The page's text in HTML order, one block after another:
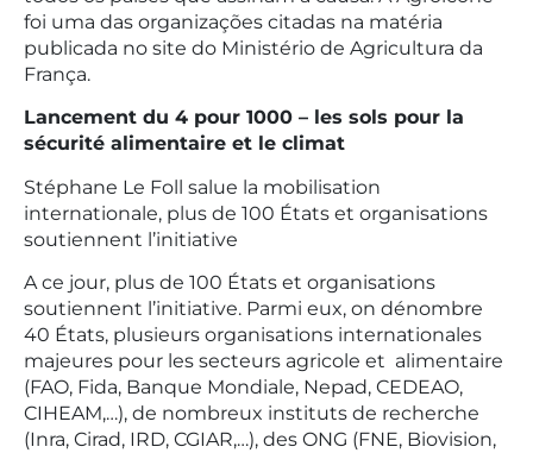
foi uma das organizações citadas na matéria
publicada no site do Ministério de Agricultura da
França.
Lancement du 4 pour 1000 – les sols pour la
sécurité alimentaire et le climat
Stéphane Le Foll salue la mobilisation
internationale, plus de 100 États et organisations
soutiennent l’initiative
A ce jour, plus de 100 États et organisations
soutiennent l’initiative. Parmi eux, on dénombre
40 États, plusieurs organisations internationales
majeures pour les secteurs agricole et alimentaire
(FAO, Fida, Banque Mondiale, Nepad, CEDEAO,
CIHEAM,…), de nombreux instituts de recherche
(Inra, Cirad, IRD, CGIAR,…), des ONG (FNE, Biovision,